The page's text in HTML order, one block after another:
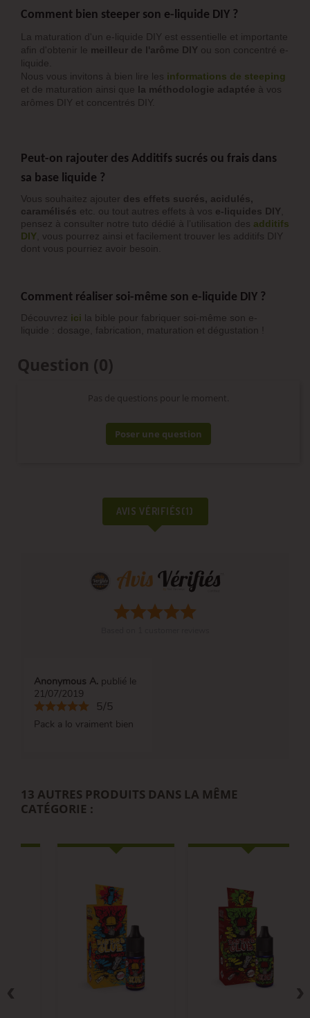
Comment bien steeper son e-liquide DIY ?
La maturation d'un e-liquide DIY est essentielle et importante
afin d'obtenir le meilleur de l'arôme DIY ou son concentré e-
liquide.
Nous vous invitons à bien lire les informations de steeping
et de maturation ainsi que la méthodologie adaptée à vos
arômes DIY et concentrés DIY.
Peut-on rajouter des Additifs sucrés ou frais dans
sa base liquide ?
Vous souhaitez ajouter des effets sucrés, acidulés,
caramélisés etc. ou tout autres effets à vos e-liquides DIY
pensez à consulter notre tuto dédié à l’utilisation des additifs
DIY , vous pourrez ainsi et facilement trouver les additifs DIY
dont vous pourriez avoir besoin.
Comment réaliser soi-même son e-liquide DIY ?
Découvrez ici la bible pour fabriquer soi-même son e-
liquide : dosage, fabrication, maturation et dégustation !
Question (0)
Pas de questions pour le moment.
Poser une question
AVIS VÉRIFIÉS(1)
Anonymous A. publié le
21/07/2019
5/5
Pack a lo vraiment bien
13 AUTRES PRODUITS DANS LA MÊME
CATÉGORIE :